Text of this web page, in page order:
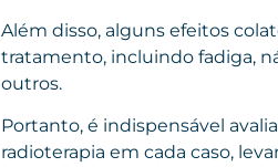
Além disso, alguns efeitos
tratamento, incluindo fadiga,
outros.
Portanto, é indispensável
radioterapia em cada caso,